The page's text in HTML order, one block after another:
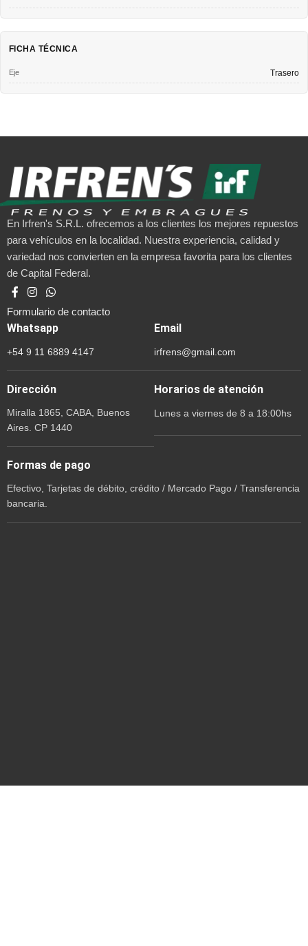
FICHA TÉCNICA
Eje Trasero
En Irfren's S.R.L. ofrecemos a los clientes los mejores repuestos
para vehículos en la localidad. Nuestra experiencia, calidad y
variedad nos convierten en la empresa favorita para los clientes
de Capital Federal.
Formulario de contacto
Whatsapp
+54 9 11 6889 4147
Email
irfrens@gmail.com
Dirección
Miralla 1865, CABA, Buenos
Aires. CP 1440
Horarios de atención
Lunes a viernes de 8 a 18:00hs
Formas de pago
Efectivo, Tarjetas de débito, crédito / Mercado Pago / Transferencia
bancaria.